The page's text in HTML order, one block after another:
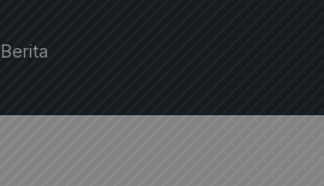
Berita